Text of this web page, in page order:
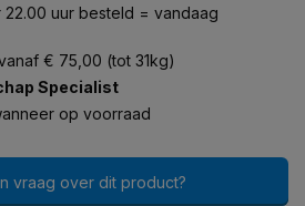
uur besteld = vandaag
€ 75,00 (tot 31kg)
Specialist
op voorraad
vraag over dit product?